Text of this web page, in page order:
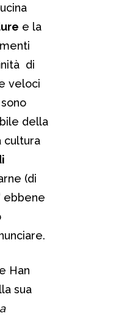
e la
di
veloci
della
cultura
(di
ebbene
Han
sua